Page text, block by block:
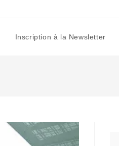
Inscription à la Newsletter